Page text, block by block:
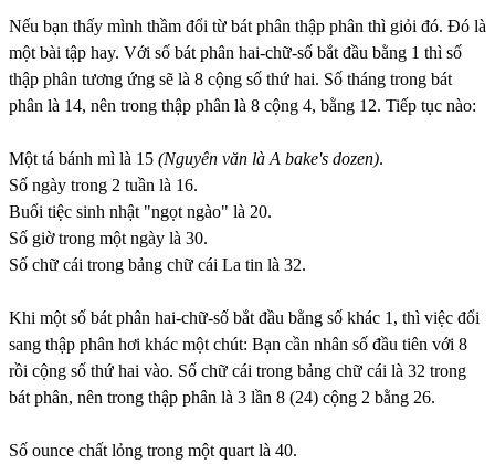
Nếu bạn thấy mình thầm đổi từ bát phân thập phân thì giỏi đó. Đó là
một bài tập hay. Với số bát phân hai-chữ-số bắt đầu bằng 1 thì số
thập phân tương ứng sẽ là 8 cộng số thứ hai. Số tháng trong bát
phân là 14, nên trong thập phân là 8 cộng 4, bằng 12. Tiếp tục nào:
Một tá bánh mì là 15 (Nguyên văn là A bake's dozen).
Số ngày trong 2 tuần là 16.
Buổi tiệc sinh nhật "ngọt ngào" là 20.
Số giờ trong một ngày là 30.
Số chữ cái trong bảng chữ cái La tin là 32.
Khi một số bát phân hai-chữ-số bắt đầu bằng số khác 1, thì việc đổi
sang thập phân hơi khác một chút: Bạn cần nhân số đầu tiên với 8
rồi cộng số thứ hai vào. Số chữ cái trong bảng chữ cái là 32 trong
bát phân, nên trong thập phân là 3 lần 8 (24) cộng 2 bằng 26.
Số ounce chất lỏng trong một quart là 40.